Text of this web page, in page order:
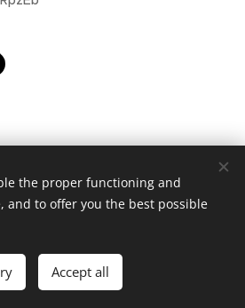
Art Society, 2025
obraz Rómov.
the proper functioning and
and to offer you the best possible
Accept all